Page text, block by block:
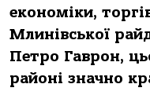
економіки,
Млинівської
Петро Гаврон,
районі значно